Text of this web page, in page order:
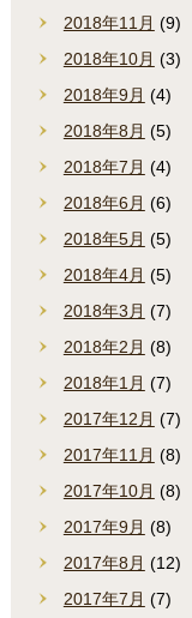
2018年11月 (9)
2018年10月 (3)
2018年9月 (4)
2018年8月 (5)
2018年7月 (4)
2018年6月 (6)
2018年5月 (5)
2018年4月 (5)
2018年3月 (7)
2018年2月 (8)
2018年1月 (7)
2017年12月 (7)
2017年11月 (8)
2017年10月 (8)
2017年9月 (8)
2017年8月 (12)
2017年7月 (7)